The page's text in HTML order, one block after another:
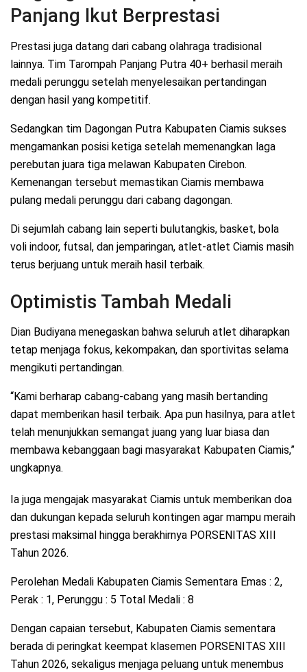
Panjang Ikut Berprestasi
Prestasi juga datang dari cabang olahraga tradisional
lainnya. Tim Tarompah Panjang Putra 40+ berhasil meraih
medali perunggu setelah menyelesaikan pertandingan
dengan hasil yang kompetitif.
Sedangkan tim Dagongan Putra Kabupaten Ciamis sukses
mengamankan posisi ketiga setelah memenangkan laga
perebutan juara tiga melawan Kabupaten Cirebon.
Kemenangan tersebut memastikan Ciamis membawa
pulang medali perunggu dari cabang dagongan.
Di sejumlah cabang lain seperti bulutangkis, basket, bola
voli indoor, futsal, dan jemparingan, atlet-atlet Ciamis masih
terus berjuang untuk meraih hasil terbaik.
Optimistis Tambah Medali
Dian Budiyana menegaskan bahwa seluruh atlet diharapkan
tetap menjaga fokus, kekompakan, dan sportivitas selama
mengikuti pertandingan.
“Kami berharap cabang-cabang yang masih bertanding
dapat memberikan hasil terbaik. Apa pun hasilnya, para atlet
telah menunjukkan semangat juang yang luar biasa dan
membawa kebanggaan bagi masyarakat Kabupaten Ciamis,”
ungkapnya.
Ia juga mengajak masyarakat Ciamis untuk memberikan doa
dan dukungan kepada seluruh kontingen agar mampu meraih
prestasi maksimal hingga berakhirnya PORSENITAS XIII
Tahun 2026.
Perolehan Medali Kabupaten Ciamis Sementara Emas : 2,
Perak : 1, Perunggu : 5 Total Medali : 8
Dengan capaian tersebut, Kabupaten Ciamis sementara
berada di peringkat keempat klasemen PORSENITAS XIII
Tahun 2026, sekaligus menjaga peluang untuk menembus